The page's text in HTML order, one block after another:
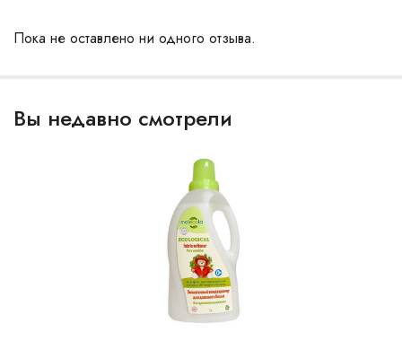
Пока не оставлено ни одного отзыва.
Вы недавно смотрели